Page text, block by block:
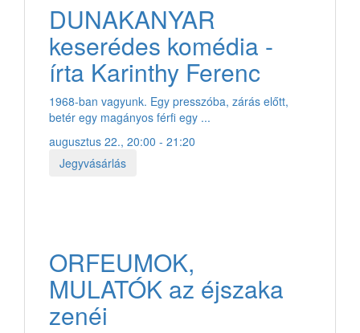
DUNAKANYAR
keserédes komédia -
írta Karinthy Ferenc
1968-ban vagyunk. Egy presszóba, zárás előtt,
betér egy magányos férfi egy ...
augusztus 22., 20:00 - 21:20
Jegyvásárlás
ORFEUMOK,
MULATÓK az éjszaka
zenéi